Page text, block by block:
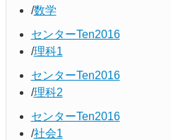
数学
センターTen2016
理科1
センターTen2016
理科2
センターTen2016
社会1